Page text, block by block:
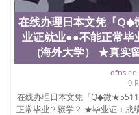
在线办理日本文凭『
业证就业●●不能正常
(海外大学） ★真实
dfnsen
0
在线办理日本文凭『Q◆微
正常毕业？辍学？ ★毕业证＋成